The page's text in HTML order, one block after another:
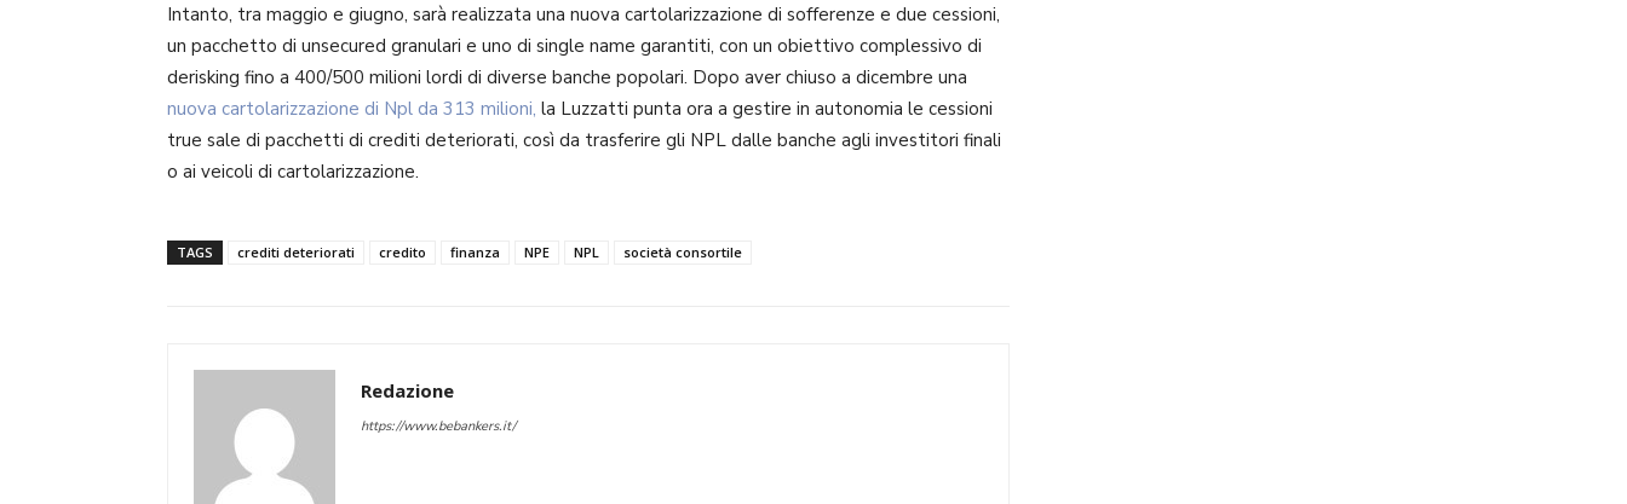
Intanto, tra maggio e giugno, sarà realizzata una nuova cartolarizzazione di sofferenze e due cessioni,
un pacchetto di unsecured granulari e uno di single name garantiti, con un obiettivo complessivo di
derisking fino a 400/500 milioni lordi di diverse banche popolari. Dopo aver chiuso a dicembre una
nuova cartolarizzazione di Npl da 313 milioni, la Luzzatti punta ora a gestire in autonomia le cessioni
true sale di pacchetti di crediti deteriorati, così da trasferire gli NPL dalle banche agli investitori finali
o ai veicoli di cartolarizzazione.
TAGS crediti deteriorati credito finanza NPE NPL società consortile
Redazione
https://www.bebankers.it/